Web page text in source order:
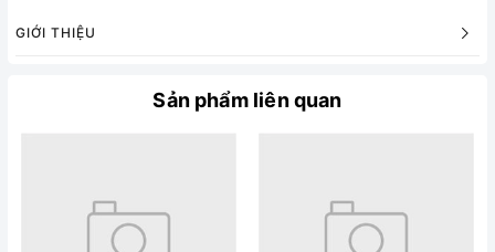
GIỚI THIỆU
Sản phẩm liên quan